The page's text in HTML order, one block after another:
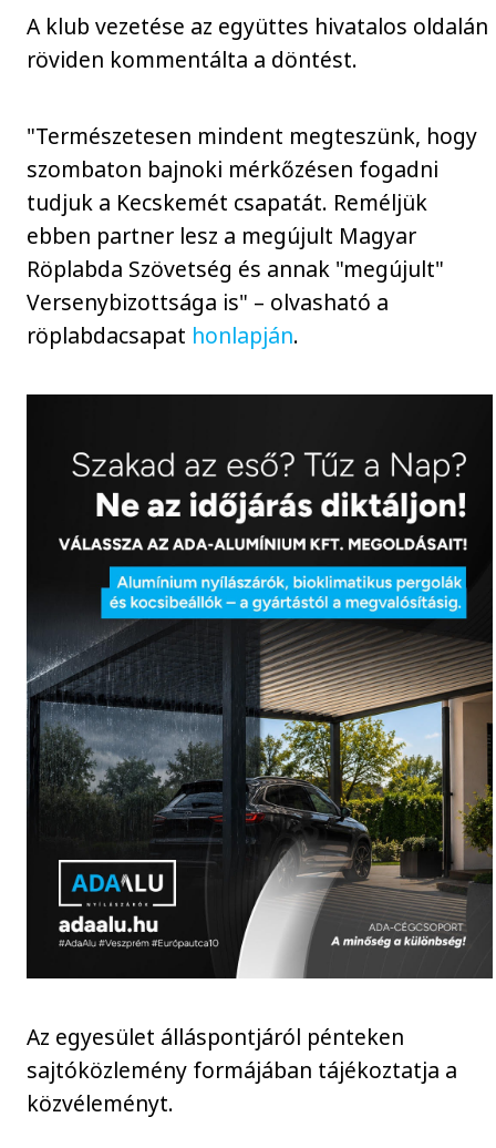
A klub vezetése az együttes hivatalos oldalán
röviden kommentálta a döntést.
"Természetesen mindent megteszünk, hogy
szombaton bajnoki mérkőzésen fogadni
tudjuk a Kecskemét csapatát. Reméljük
ebben partner lesz a megújult Magyar
Röplabda Szövetség és annak "megújult"
Versenybizottsága is" – olvasható a
röplabdacsapat honlapján.
Az egyesület álláspontjáról pénteken
sajtóközlemény formájában tájékoztatja a
közvéleményt.